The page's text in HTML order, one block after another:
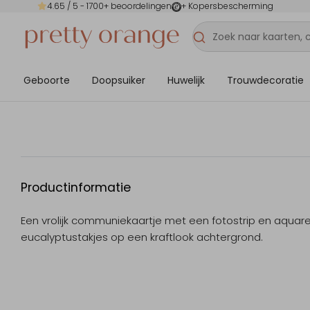
4.65 / 5 - 1700+ beoordelingen + Kopersbescherming
Geboorte Doopsuiker Huwelijk Trouwdecoratie
Productinformatie
Een vrolijk communiekaartje met een fotostrip en
eucalyptustakjes op een kraftlook achtergrond.